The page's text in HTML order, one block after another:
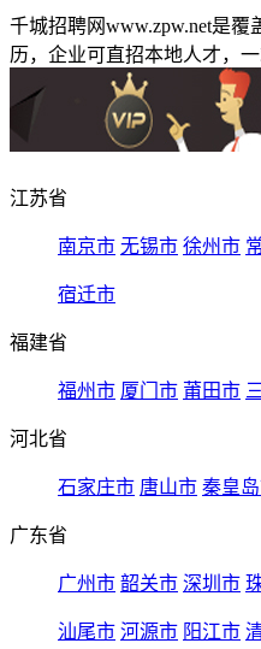
千城招聘网www.zpw.net是
历，企业可直招本地人才，
江苏省
南京市 无锡市 徐州市
宿迁市
福建省
福州市 厦门市 莆田市
河北省
石家庄市 唐山市 秦皇
广东省
广州市 韶关市 深圳市
汕尾市 河源市 阳江市